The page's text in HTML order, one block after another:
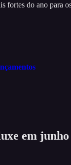
fortes do ano para
em junho